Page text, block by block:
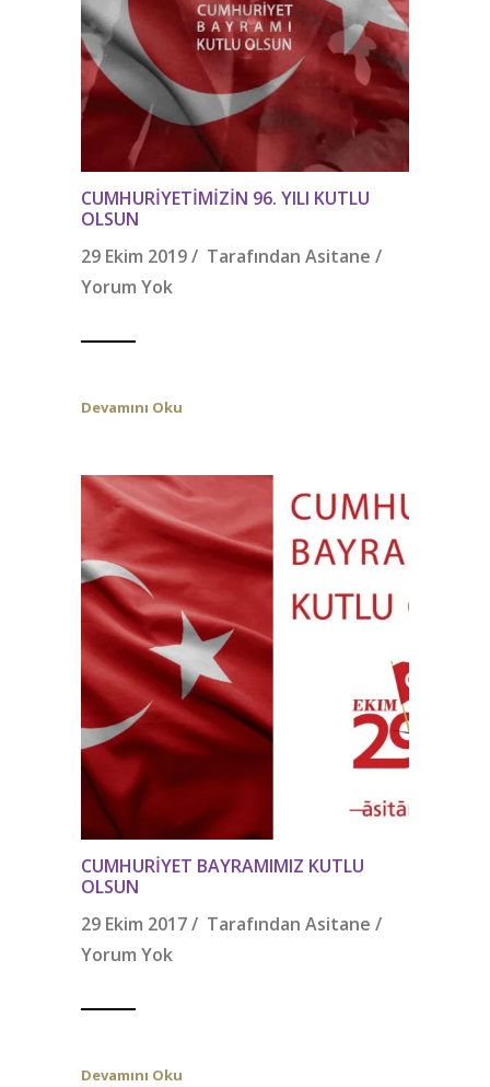
CUMHURIYETIMIZIN 96. YILI KUTLU
OLSUN
29 Ekim 2019 / Tarafından Asitane /
Yorum Yok
Devamını Oku
CUMHURIYET BAYRAMIMIZ KUTLU
OLSUN
29 Ekim 2017 / Tarafından Asitane /
Yorum Yok
Devamını Oku